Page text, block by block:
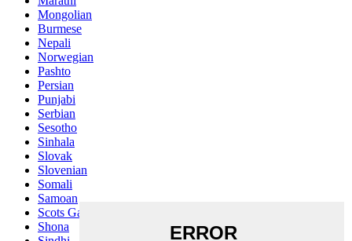
Mongolian
Burmese
Nepali
Norwegian
Pashto
Persian
Punjabi
Serbian
Sesotho
Sinhala
Slovak
Slovenian
Somali
Samoan
Scots Gaelic
Shona